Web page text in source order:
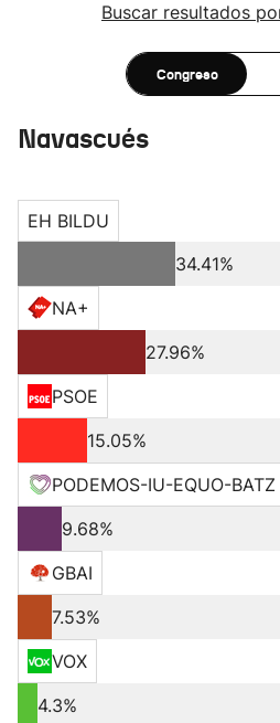
Buscar resultados
Congreso
Navascués
EH BILDU
34.41%
NA+
27.96%
PSOE
15.05%
PODEMOS-IU-EQUO-BATZ
9.68%
GBAI
7.53%
VOX
4.3%